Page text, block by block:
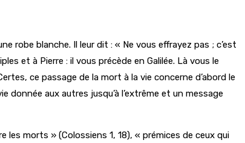
robe blanche. Il leur dit : « Ne vous effrayez pas ; c’est
et à Pierre : il vous précède en Galilée. Là vous le
ce passage de la mort à la vie concerne d’abord le
donnée aux autres jusqu’à l’extrême et un message
les morts » (Colossiens 1, 18), « prémices de ceux qui